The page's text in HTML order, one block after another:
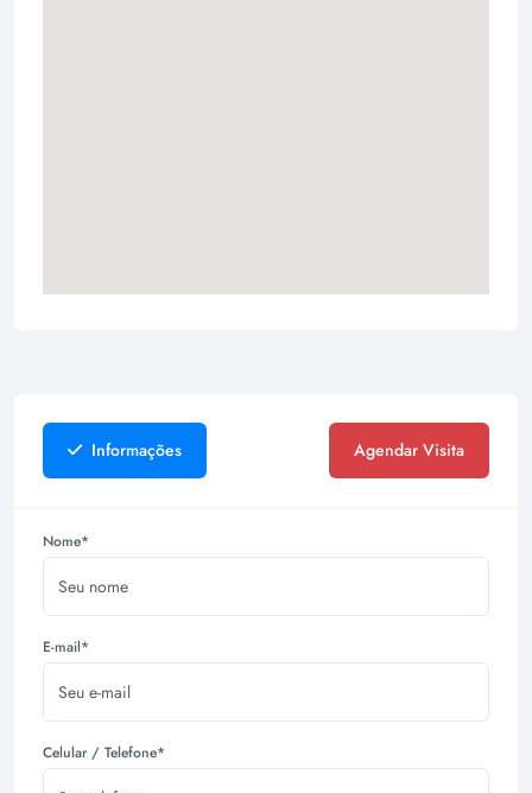
Informações Agendar Visita
Nome*
E-mail*
Celular / Telefone*